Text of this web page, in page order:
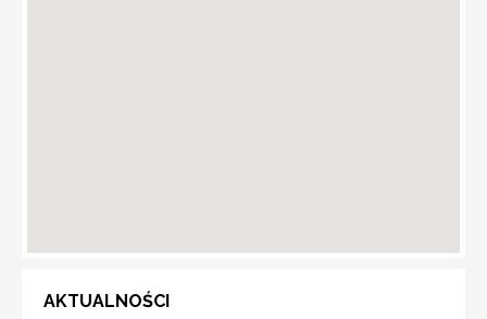
AKTUALNOŚCI